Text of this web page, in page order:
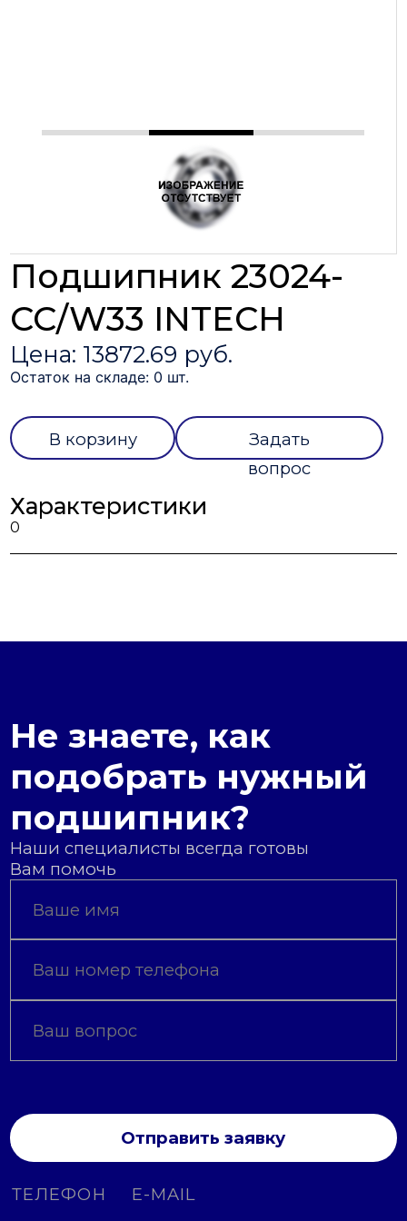
Подшипник 23024-
CC/W33 INTECH
Цена: 13872.69 руб.
Остаток на складе: 0 шт.
В корзину
Задать
вопрос
Характеристики
0
Не знаете, как
подобрать нужный
подшипник?
Наши специалисты всегда готовы
Вам помочь
Отправить заявку
ТЕЛЕФОН E-MAIL